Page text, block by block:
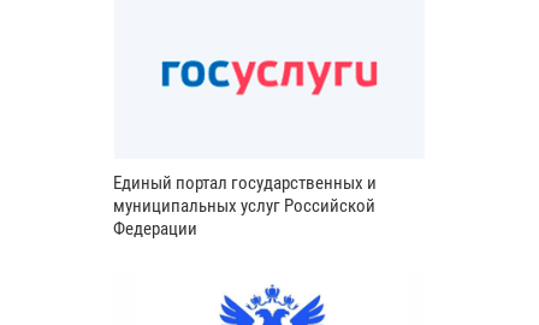
Единый портал государственных и
муниципальных услуг Российской
Федерации